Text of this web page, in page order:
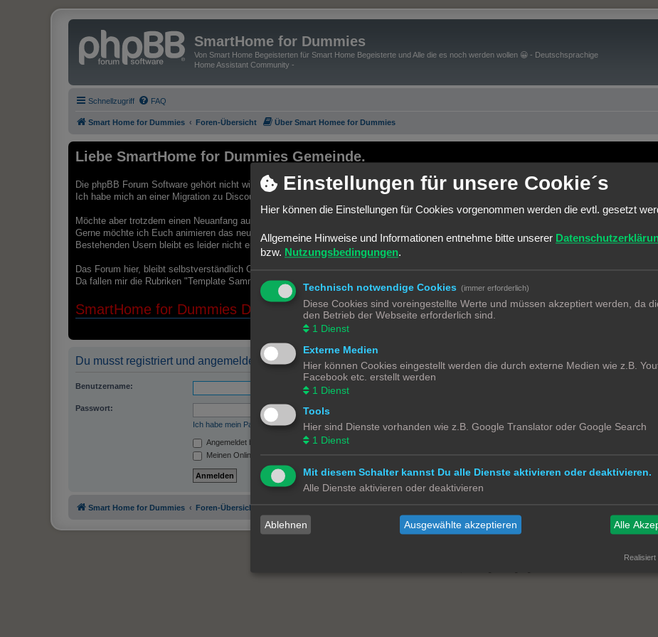
SmartHome for Dummies
Von Smart Home Begeisterten für Smart Home Begeisterte und Alle die es noch werden wollen 😀 - Deutschsprachige
Home Assistant Community -
Schnellzugriff FAQ
Smart Home for Dummies Foren-Übersicht Über Smart Homee for Dummies
Liebe SmartHome for Dummies Gemeinde.
Die phpBB Forum Software gehört nicht wirklich zu den modernsten seiner Art.
Ich habe mich an einer Migration zu Discourse versucht und bin leider kläglich gescheitert.
Möchte aber trotzdem einen Neuanfang auf einer modernen Plattform starten.
Gerne möchte ich Euch animieren das neue Discourse Forum zu benutzen.
Bestehenden Usern bleibt es leider nicht erspart, sich auf der neuen Platform neu anzumelden.
Das Forum hier, bleibt selbstverständlich Online. Ich würde versuchen einiges händisch zu migrieren.
Da fallen mir die Rubriken "Template Sammlungen" oder "Best Practice Automatisierungen" ein.
SmartHome for Dummies Discourse Platform.
Du musst registriert und angemeldet sein, um Profile anzuschauen.
Benutzername:
Passwort:
Ich habe mein Passwort vergessen
Angemeldet bleiben
Meinen Online-Status während dieser Sitzung verbergen
Smart Home for Dummies Foren-Übersicht Alle
Über Smart Homee for Dummies
Impressum
Kontakt
Einstellungen für unsere Cookie´s
Hier können die Einstellungen für Cookies vorgenommen werden die evtl. gesetzt
Allgemeine Hinweise und Informationen entnehme bitte unserer
bzw. Nutzungsbedingungen.
Technisch notwendige Cookies (immer erforderlich)
Diese Cookies sind voreingestellte Werte und müssen akzeptiert werden, da
den Betrieb der Webseite erforderlich sind.
1 Dienst
Externe Medien
Hier können Cookies eingestellt werden die durch externe Medien wie z.B.
Facebook etc. erstellt werden
1 Dienst
Tools
Hier sind Dienste vorhanden wie z.B. Google Translator oder Google Search
1 Dienst
Mit diesem Schalter kannst Du alle Dienste aktivieren oder deaktivieren.
Alle Dienste aktivieren oder deaktivieren
Ablehnen Ausgewählte akzeptieren Alle
Realisiert